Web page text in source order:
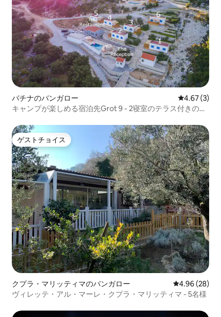
バチナのバンガロー レビュー3
4.67 (3)
キャンプが楽しめる宿泊先Grot 9 - 2寝室のテラス付きの宿
ゲストチョイス
ゲストチョイス
クプラ・マリッティマのバンガロー レビュー28
4.96 (28)
ヴィレッテ・アル・マーレ・クプラ・マリッティマ - 5名様